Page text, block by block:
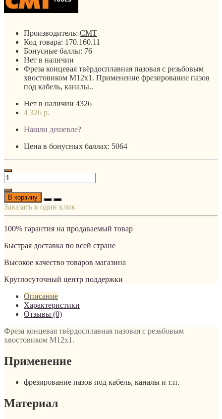
Производитель: CMT
Код товара: 170.160.11
Бонусные баллы: 76
Нет в наличии
Фреза концевая твёрдосплавная пазовая с резьбовым
хвостовиком М12х1. Применение фрезирование пазов
под кабель, каналы..
Нет в наличии 4326
4 326 р.
Нашли дешевле?
Цена в бонусных баллах: 5064
В корзину
Заказать в один клик
100% гарантия на продаваемый товар
Быстрая доставка по всей стране
Высокое качество товаров магазина
Круглосуточный центр поддержки
Описание
Характеристики
Отзывы (0)
Фреза концевая твёрдосплавная пазовая с резьбовым
хвостовиком М12х1.
Применение
фрезирование пазов под кабель, каналы и т.п.
Материал